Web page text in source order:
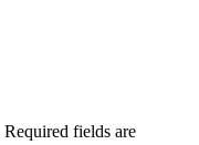
Required fields are